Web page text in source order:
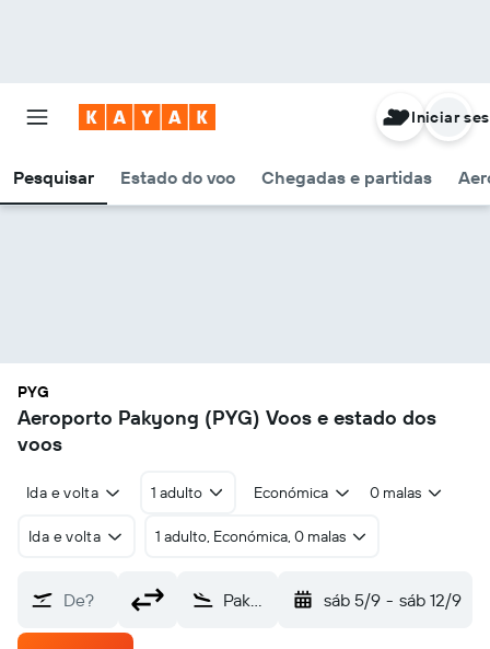
Pesquisar Estado do voo Chegadas e partidas
Iniciar
PYG
Aeroporto Pakyong (PYG) Voos e estado dos
voos
Ida e volta 1 adulto Económica 0 malas
Ida e volta 1 adulto, Económica, 0 malas
De? Pakyong (PYG) sáb 5/9 - sáb 12/9